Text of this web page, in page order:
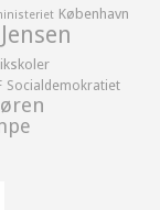
København
Socialdemokratiet